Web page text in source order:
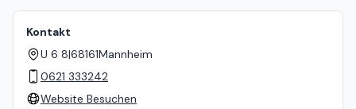
Kontakt
U 6 8|68161Mannheim
0621 333242
Website Besuchen